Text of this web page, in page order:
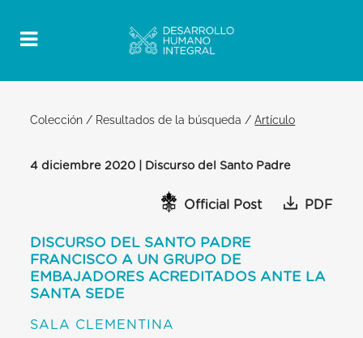
Colección / Resultados de la búsqueda /Artículo
4 diciembre 2020 | Discurso del Santo Padre
Official Post PDF
DISCURSO DEL SANTO PADRE
FRANCISCO A UN GRUPO DE
EMBAJADORES ACREDITADOS ANTE LA
SANTA SEDE
SALA CLEMENTINA